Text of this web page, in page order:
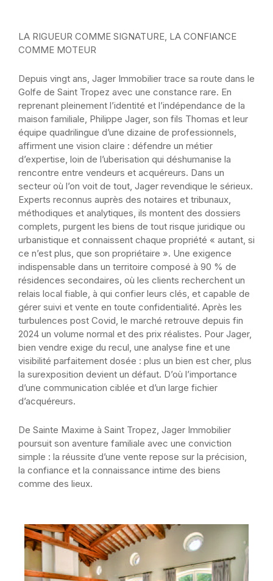
LA RIGUEUR COMME SIGNATURE, LA CONFIANCE
COMME MOTEUR
Depuis vingt ans, Jager Immobilier trace sa route dans le
Golfe de Saint Tropez avec une constance rare. En
reprenant pleinement l’identité et l’indépendance de la
maison familiale, Philippe Jager, son fils Thomas et leur
équipe quadrilingue d’une dizaine de professionnels,
affirment une vision claire : défendre un métier
d’expertise, loin de l’uberisation qui déshumanise la
rencontre entre vendeurs et acquéreurs. Dans un
secteur où l’on voit de tout, Jager revendique le sérieux.
Experts reconnus auprès des notaires et tribunaux,
méthodiques et analytiques, ils montent des dossiers
complets, purgent les biens de tout risque juridique ou
urbanistique et connaissent chaque propriété « autant, si
ce n’est plus, que son propriétaire ». Une exigence
indispensable dans un territoire composé à 90 % de
résidences secondaires, où les clients recherchent un
relais local fiable, à qui confier leurs clés, et capable de
gérer suivi et vente en toute confidentialité. Après les
turbulences post Covid, le marché retrouve depuis fin
2024 un volume normal et des prix réalistes. Pour Jager,
bien vendre exige du recul, une analyse fine et une
visibilité parfaitement dosée : plus un bien est cher, plus
la surexposition devient un défaut. D’où l’importance
d’une communication ciblée et d’un large fichier
d’acquéreurs.
De Sainte Maxime à Saint Tropez, Jager Immobilier
poursuit son aventure familiale avec une conviction
simple : la réussite d’une vente repose sur la précision,
la confiance et la connaissance intime des biens
comme des lieux.